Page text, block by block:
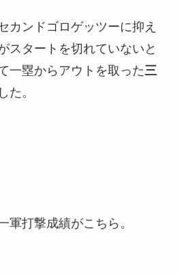
カンドゴロゲッツーに抑え
スタートを切れていないと
一塁からアウトを取った三
た。
軍打撃成績がこちら。